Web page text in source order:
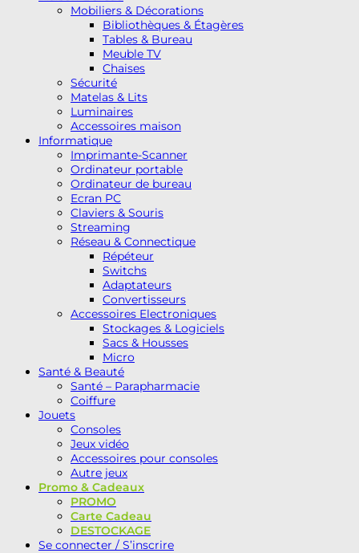
Mobiliers & Décorations
Bibliothèques & Étagères
Tables & Bureau
Meuble TV
Chaises
Sécurité
Matelas & Lits
Luminaires
Accessoires maison
Informatique
Imprimante-Scanner
Ordinateur portable
Ordinateur de bureau
Ecran PC
Claviers & Souris
Streaming
Réseau & Connectique
Répéteur
Switchs
Adaptateurs
Convertisseurs
Accessoires Electroniques
Stockages & Logiciels
Sacs & Housses
Micro
Santé & Beauté
Santé – Parapharmacie
Coiffure
Jouets
Consoles
Jeux vidéo
Accessoires pour consoles
Autre jeux
Promo & Cadeaux
PROMO
Carte Cadeau
DESTOCKAGE
Se connecter / S’inscrire